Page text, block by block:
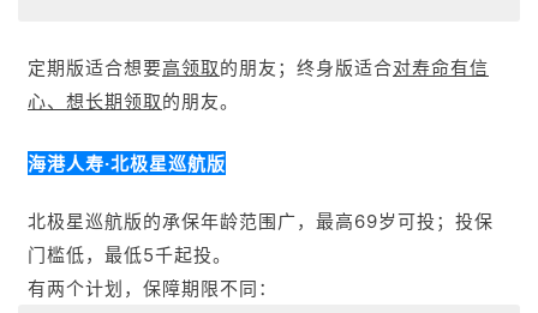
定期版适合想要高领取的朋友；终身版适合对寿命有信
心、想长期领取的朋友。
海港人寿·北极星巡航版
北极星巡航版的承保年龄范围广，最高69岁可投；投保
门槛低，最低5千起投。
有两个计划，保障期限不同：